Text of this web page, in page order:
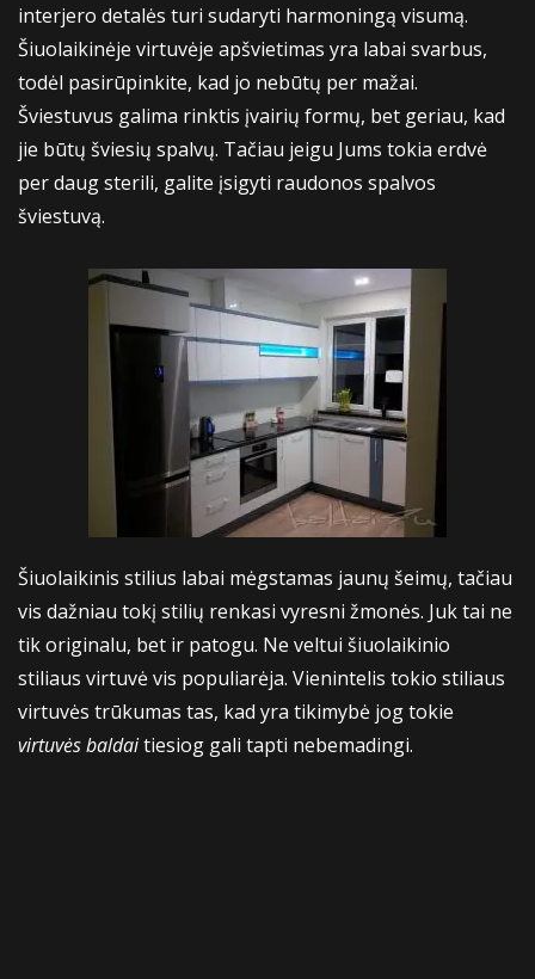
interjero detalės turi sudaryti harmoningą visumą.
Šiuolaikinėje virtuvėje apšvietimas yra labai svarbus,
todėl pasirūpinkite, kad jo nebūtų per mažai.
Šviestuvus galima rinktis įvairių formų, bet geriau, kad
jie būtų šviesių spalvų. Tačiau jeigu Jums tokia erdvė
per daug sterili, galite įsigyti raudonos spalvos
šviestuvą.
Šiuolaikinis stilius labai mėgstamas jaunų šeimų, tačiau
vis dažniau tokį stilių renkasi vyresni žmonės. Juk tai ne
tik originalu, bet ir patogu. Ne veltui šiuolaikinio
stiliaus virtuvė vis populiarėja. Vienintelis tokio stiliaus
virtuvės trūkumas tas, kad yra tikimybė jog tokie
virtuvės baldaitiesiog gali tapti nebemadingi.